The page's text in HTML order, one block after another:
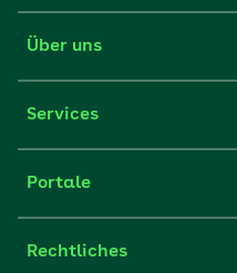
Über uns
Services
Portale
Rechtliches